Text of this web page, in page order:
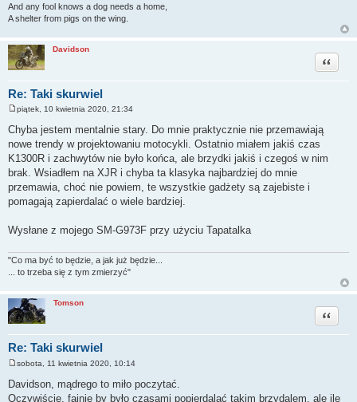
And any fool knows a dog needs a home,
A shelter from pigs on the wing.
Davidson
Re: Taki skurwiel
Cytuj
P
o
s
t
piątek, 10 kwietnia 2020, 21:34
Chyba jestem mentalnie stary. Do mnie praktycznie nie przemawiają
nowe trendy w projektowaniu motocykli. Ostatnio miałem jakiś czas
K1300R i zachwytów nie było końca, ale brzydki jakiś i czegoś w nim
brak. Wsiadłem na XJR i chyba ta klasyka najbardziej do mnie
przemawia, choć nie powiem, te wszystkie gadżety są zajebiste i
pomagają zapierdalać o wiele bardziej.
Wysłane z mojego SM-G973F przy użyciu Tapatalka
"Co ma być to będzie, a jak już będzie...
... to trzeba się z tym zmierzyć"
Tomson
Re: Taki skurwiel
Cytuj
s
t
sobota, 11 kwietnia 2020, 10:14
Davidson, mądrego to miło poczytać.
Oczywiście, fajnie by było czasami popierdalać takim brzydalem, ale ile